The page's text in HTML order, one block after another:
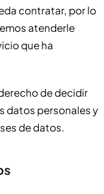
contratar, por lo
atenderle
que ha
de decidir
datos personales y
de datos.